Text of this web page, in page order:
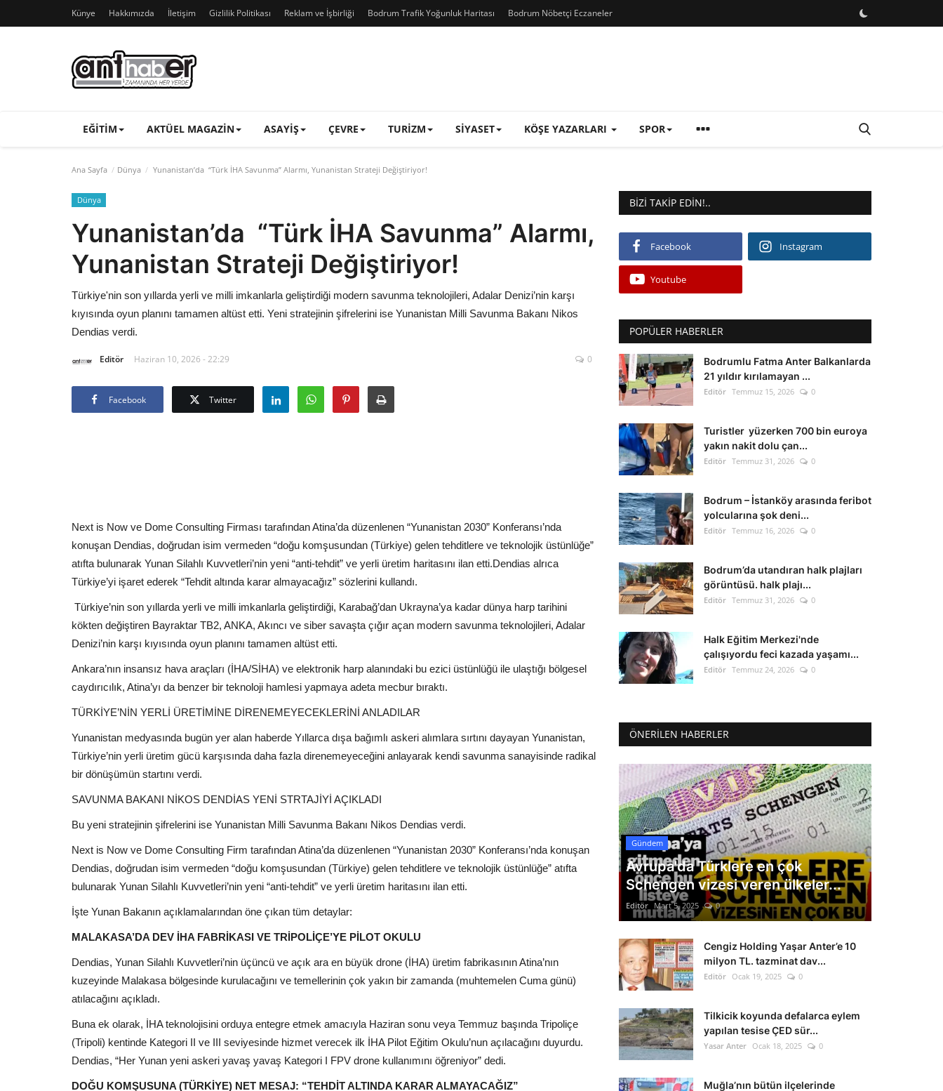
Künye Hakkımızda İletişim Gizlilik Politikası Reklam ve İşbirliği Bodrum Trafik Yoğunluk Haritası Bodrum Nöbetçi Eczaneler
EĞITIM AKTÜEL MAGAZIN ASAYIŞ ÇEVRE TURIZM SIYASET KÖŞE YAZARLARI SPOR
Ana Sayfa Dünya Yunanistan’da “Türk İHA Savunma” Alarmı, Yunanistan Strateji Değiştiriyor!
Dünya
Yunanistan’da “Türk İHA Savunma” Alarmı,
Yunanistan Strateji Değiştiriyor!
Türkiye'nin son yıllarda yerli ve milli imkanlarla geliştirdiği modern savunma teknolojileri, Adalar Denizi’nin karşı
kıyısında oyun planını tamamen altüst etti. Yeni stratejinin şifrelerini ise Yunanistan Milli Savunma Bakanı Nikos
Dendias verdi.
Editör Haziran 10, 2026 - 22:29 0
Facebook Twitter
Next is Now ve Dome Consulting Firması tarafından Atina’da düzenlenen “Yunanistan 2030” Konferansı’nda
konuşan Dendias, doğrudan isim vermeden “doğu komşusundan (Türkiye) gelen tehditlere ve teknolojik üstünlüğe”
atıfta bulunarak Yunan Silahlı Kuvvetleri’nin yeni “anti-tehdit” ve yerli üretim haritasını ilan etti.Dendias alrıca
Türkiye’yi işaret ederek “Tehdit altında karar almayacağız” sözlerini kullandı.
Türkiye’nin son yıllarda yerli ve milli imkanlarla geliştirdiği, Karabağ’dan Ukrayna’ya kadar dünya harp tarihini
kökten değiştiren Bayraktar TB2, ANKA, Akıncı ve siber savaşta çığır açan modern savunma teknolojileri, Adalar
Denizi’nin karşı kıyısında oyun planını tamamen altüst etti.
Ankara’nın insansız hava araçları (İHA/SİHA) ve elektronik harp alanındaki bu ezici üstünlüğü ile ulaştığı bölgesel
caydırıcılık, Atina’yı da benzer bir teknoloji hamlesi yapmaya adeta mecbur bıraktı.
TÜRKİYE’NİN YERLİ ÜRETİMİNE DİRENEMEYECEKLERİNİ ANLADILAR
Yunanistan medyasında bugün yer alan haberde Yıllarca dışa bağımlı askeri alımlara sırtını dayayan Yunanistan,
Türkiye’nin yerli üretim gücü karşısında daha fazla direnemeyeceğini anlayarak kendi savunma sanayisinde radikal
bir dönüşümün startını verdi.
SAVUNMA BAKANI NİKOS DENDİAS YENİ STRTAJİYİ AÇIKLADI
Bu yeni stratejinin şifrelerini ise Yunanistan Milli Savunma Bakanı Nikos Dendias verdi.
Next is Now ve Dome Consulting Firm tarafından Atina’da düzenlenen “Yunanistan 2030” Konferansı’nda konuşan
Dendias, doğrudan isim vermeden “doğu komşusundan (Türkiye) gelen tehditlere ve teknolojik üstünlüğe” atıfta
bulunarak Yunan Silahlı Kuvvetleri’nin yeni “anti-tehdit” ve yerli üretim haritasını ilan etti.
İşte Yunan Bakanın açıklamalarından öne çıkan tüm detaylar:
MALAKASA’DA DEV İHA FABRİKASI VE TRİPOLİÇE’YE PİLOT OKULU
Dendias, Yunan Silahlı Kuvvetleri’nin üçüncü ve açık ara en büyük drone (İHA) üretim fabrikasının Atina’nın
kuzeyinde Malakasa bölgesinde kurulacağını ve temellerinin çok yakın bir zamanda (muhtemelen Cuma günü)
atılacağını açıkladı.
Buna ek olarak, İHA teknolojisini orduya entegre etmek amacıyla Haziran sonu veya Temmuz başında Tripoliçe
(Tripoli) kentinde Kategori II ve III seviyesinde hizmet verecek ilk İHA Pilot Eğitim Okulu’nun açılacağını duyurdu.
Dendias, “Her Yunan yeni askeri yavaş yavaş Kategori I FPV drone kullanımını öğreniyor” dedi.
DOĞU KOMŞUSUNA (TÜRKİYE) NET MESAJ: “TEHDİT ALTINDA KARAR ALMAYACAĞIZ”
BIZI TAKIP EDIN!..
Facebook Instagram
Youtube
POPÜLER HABERLER
Bodrumlu Fatma Anter Balkanlarda
21 yıldır kırılamayan ...
Editör Temmuz 15, 2026 0
Turistler yüzerken 700 bin euroya
yakın nakit dolu çan...
Editör Temmuz 31, 2026 0
Bodrum – İstanköy arasında feribot
yolcularına şok deni...
Editör Temmuz 16, 2026 0
Bodrum’da utandıran halk plajları
görüntüsü. halk plajı...
Editör Temmuz 31, 2026 0
Halk Eğitim Merkezi'nde
çalışıyordu feci kazada yaşamı...
Editör Temmuz 24, 2026 0
ÖNERILEN HABERLER
Gündem
Avrupa'da Türklere en çok
Schengen vizesi veren ülkeler...
Editör Mart 5, 2025 0
Cengiz Holding Yaşar Anter’e 10
milyon TL. tazminat dav...
Editör Ocak 19, 2025 0
Tilkicik koyunda defalarca eylem
yapılan tesise ÇED sür...
Yasar Anter Ocak 18, 2025 0
Muğla’nın bütün ilçelerinde